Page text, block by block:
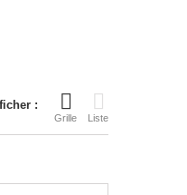
:
Grille Liste